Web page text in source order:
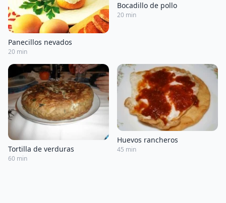
Panecillos nevados
20 min
Bocadillo de pollo
20 min
Tortilla de verduras
60 min
Huevos rancheros
45 min